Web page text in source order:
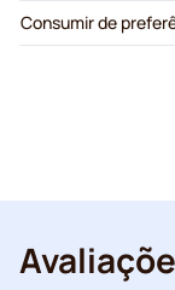
Consumir de